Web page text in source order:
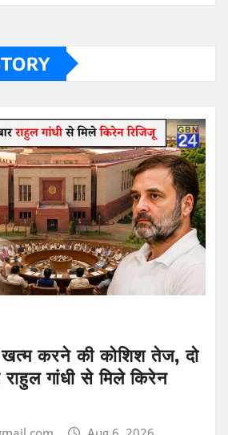
करने की कोशिश तेज, दो
राहुल गांधी से मिले किरेन